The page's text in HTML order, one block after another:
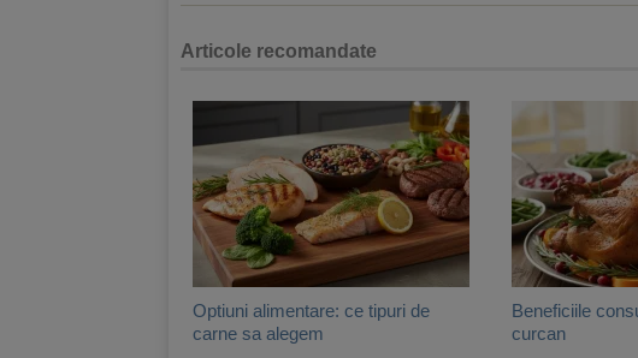
Articole recomandate
Optiuni alimentare: ce tipuri de
carne sa alegem
Beneficiile
curcan